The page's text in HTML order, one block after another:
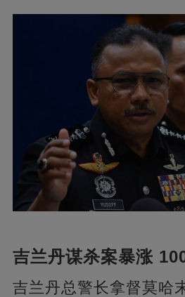
吉兰丹谋杀案暴涨
吉兰丹总警长拿督莫哈